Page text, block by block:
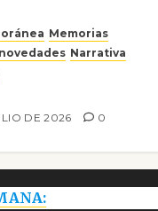
Memorias
Narrativa
DE 2026 0